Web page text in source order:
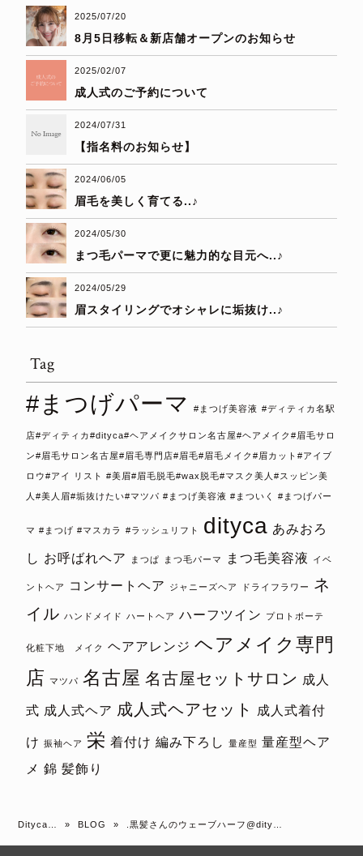
2025/07/20
8月5日移転＆新店舗オープンのお知らせ
2025/02/07
成人式のご予約について
2024/07/31
【指名料のお知らせ】
2024/06/05
眉毛を美しく育てる..♪
2024/05/30
まつ毛パーマで更に魅力的な目元へ..♪
2024/05/29
眉スタイリングでオシャレに垢抜け..♪
Tag
#まつげパーマ #まつげ美容液 #ディティカ名駅
店#ディティカ#dityca#ヘアメイクサロン名古屋#ヘアメイク#眉毛サロ
ン#眉毛サロン名古屋#眉毛専門店#眉毛#眉毛メイク#眉カット#アイブ
ロウ#アイ リスト #美眉#眉毛脱毛#wax脱毛#マスク美人#スッピン美
人#美人眉#垢抜けたい#マツパ #まつげ美容液 #まついく #まつげパー
マ #まつげ #マスカラ #ラッシュリフト dityca あみおろ
し お呼ばれヘア まつぱ まつ毛パーマ まつ毛美容液 イベ
ントヘア コンサートヘア ジャニーズヘア ドライフラワー
ネ
イル ハンドメイド ハートヘア ハーフツイン プロトボーテ
化粧下地 メイク ヘアアレンジ ヘアメイク専門
店
マツパ 名古屋 名古屋セットサロン 成人
式 成人式ヘア 成人式ヘアセット 成人式着付
け 振袖ヘア 栄 着付け 編み下ろし 量産型
量産型ヘア
メ 錦 髪飾り
Dityca… » BLOG » .黒髪さんのウェーブハーフ@dity…